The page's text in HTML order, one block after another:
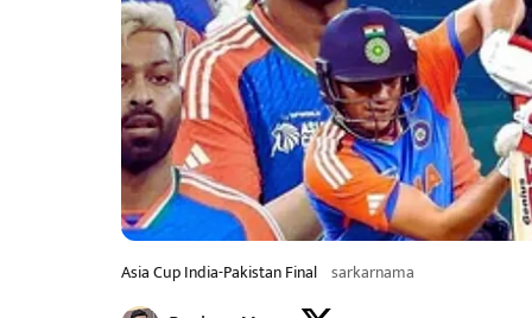
Asia Cup India-Pakistan Final sarkarnama